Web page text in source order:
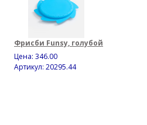
Фрисби Funsy, голубой
Цена: 346.00
Артикул: 20295.44